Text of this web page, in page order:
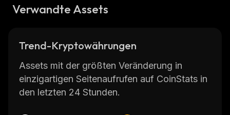
Verwandte Assets
Trend-Kryptowährungen
Assets mit der größten Veränderung in
einzigartigen Seitenaufrufen auf CoinStats in
den letzten 24 Stunden.